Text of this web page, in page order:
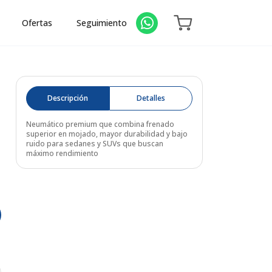
Ofertas Seguimiento
Descripción Detalles
Neumático premium que combina frenado
superior en mojado, mayor durabilidad y bajo
ruido para sedanes y SUVs que buscan
máximo rendimiento